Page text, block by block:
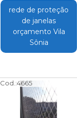
rede de proteção
de janelas
orçamento Vila
Sônia
Cod.:4665